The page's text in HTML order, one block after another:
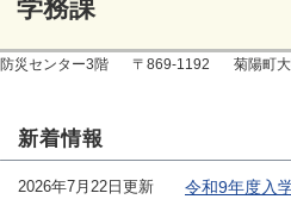
学務課
防災センター3階 〒869-1192 菊陽町
新着情報
2026年7月22日更新 令和9年度入